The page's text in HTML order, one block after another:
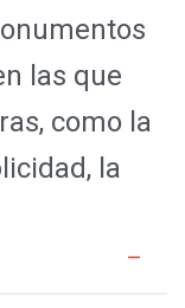
las que
como la
la